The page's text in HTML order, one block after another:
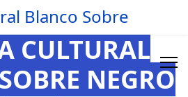
CULTURAL
NEGRO